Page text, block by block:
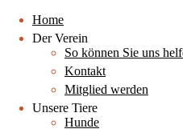
Home
Der Verein
So können Sie uns
Kontakt
Mitglied werden
Unsere Tiere
Hunde